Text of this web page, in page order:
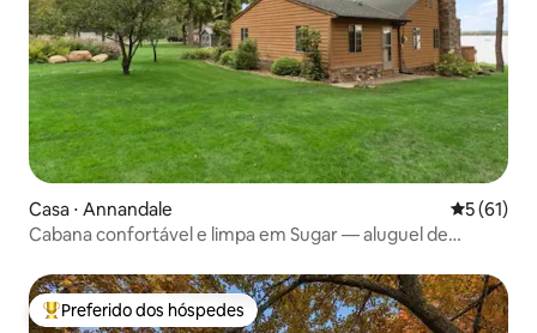
Casa ⋅ Annandale 5 de uma
5 (61)
Cabana confortável e limpa em Sugar — aluguel de
Entre os melhores preferidos dos hóspedes
Preferido dos hóspedes